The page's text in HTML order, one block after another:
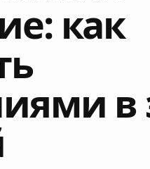
как
в